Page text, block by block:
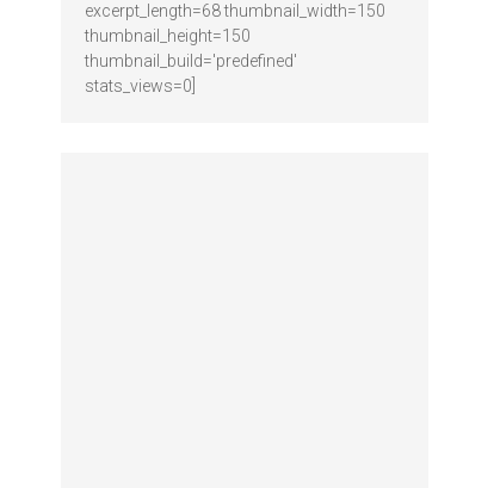
excerpt_length=68 thumbnail_width=150
thumbnail_height=150
thumbnail_build='predefined'
stats_views=0]